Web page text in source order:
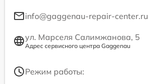
info@gaggenau-repair-center.ru
ул. Марселя Салимжанова, 5
Адрес сервисного центра Gaggenau
Режим работы: